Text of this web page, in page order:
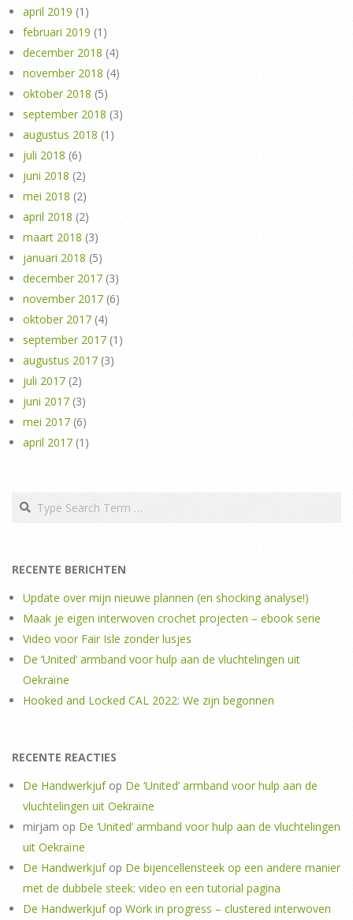
april 2019 (1)
februari 2019 (1)
december 2018 (4)
november 2018 (4)
oktober 2018 (5)
september 2018 (3)
augustus 2018 (1)
juli 2018 (6)
juni 2018 (2)
mei 2018 (2)
april 2018 (2)
maart 2018 (3)
januari 2018 (5)
december 2017 (3)
november 2017 (6)
oktober 2017 (4)
september 2017 (1)
augustus 2017 (3)
juli 2017 (2)
juni 2017 (3)
mei 2017 (6)
april 2017 (1)
Search
RECENTE BERICHTEN
Update over mijn nieuwe plannen (en shocking analyse!)
Maak je eigen interwoven crochet projecten – ebook serie
Video voor Fair Isle zonder lusjes
De ‘United’ armband voor hulp aan de vluchtelingen uit
Oekraïne
Hooked and Locked CAL 2022: We zijn begonnen
RECENTE REACTIES
De Handwerkjufop De ‘United’ armband voor hulp aan de
vluchtelingen uit Oekraïne
mirjam op De ‘United’ armband voor hulp aan de vluchtelingen
uit Oekraïne
De Handwerkjufop De bijencellensteek op een andere manier
met de dubbele steek: video en een tutorial pagina
De Handwerkjufop Work in progress – clustered interwoven